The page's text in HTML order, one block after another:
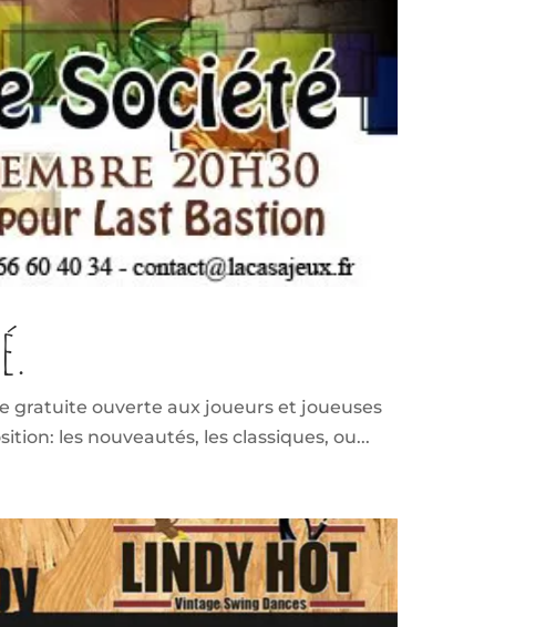
gratuite ouverte aux joueurs et joueuses
les nouveautés, les classiques, ou...